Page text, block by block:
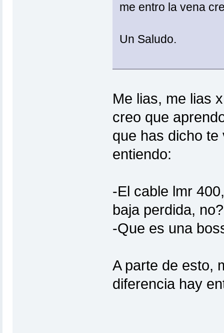
me entro la vena
Un Saludo.
Me lias, me lias
creo que
que has dicho
entiendo:
-El cable lmr
baja perdida,
-Que es una
A parte de esto,
diferencia hay